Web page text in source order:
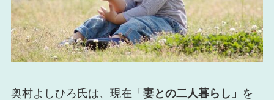
奥村よしひろ氏は、現在「 妻との二人暮らし」 を